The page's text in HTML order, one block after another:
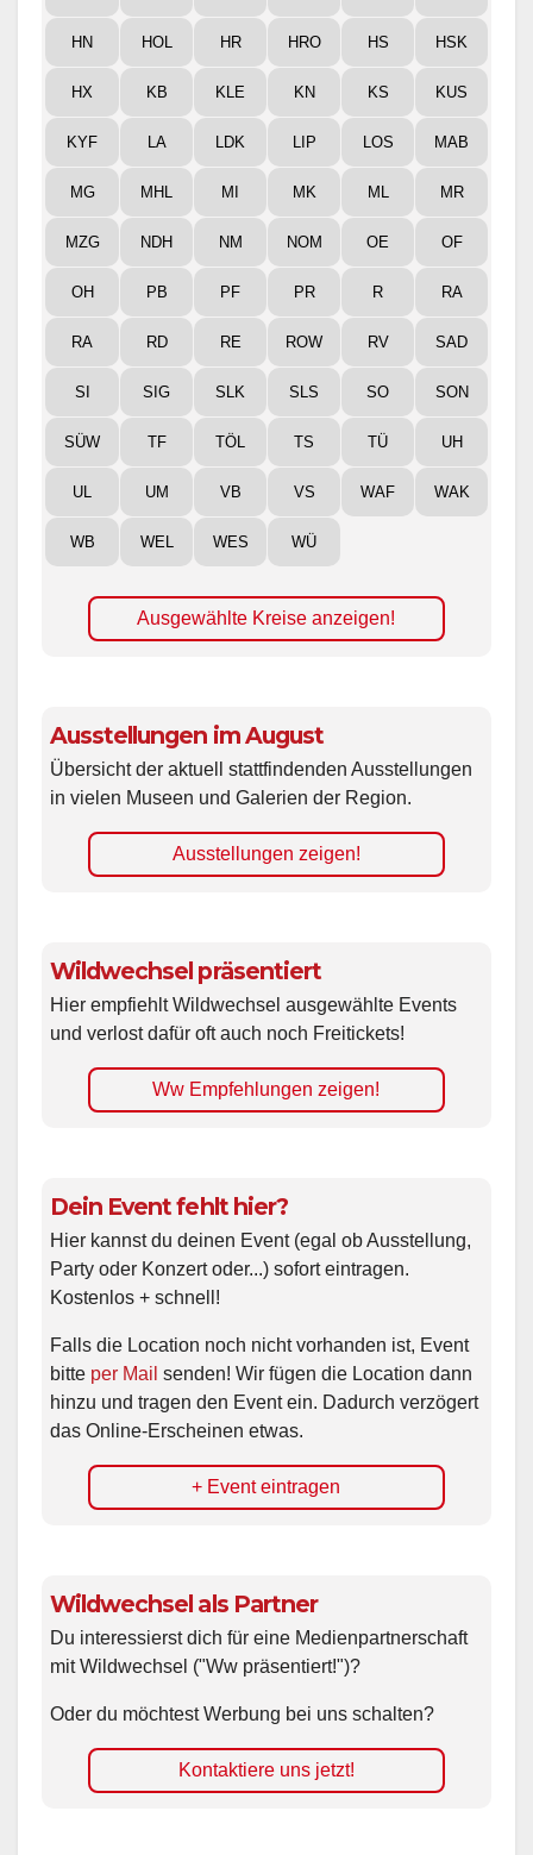
HN HOL HR HRO HS HSK
HX KB KLE KN KS KUS
KYF LA LDK LIP LOS MAB
MG MHL MI MK ML MR
MZG NDH NM NOM OE OF
OH PB PF PR R RA
RA RD RE ROW RV SAD
SI SIG SLK SLS SO SON
SÜW TF TÖL TS TÜ UH
UL UM VB VS WAF WAK
WB WEL WES WÜ
Ausgewählte Kreise anzeigen!
Ausstellungen im August
Übersicht der aktuell stattfindenden Ausstellungen
in vielen Museen und Galerien der Region.
Ausstellungen zeigen!
Wildwechsel präsentiert
Hier empfiehlt Wildwechsel ausgewählte Events
und verlost dafür oft auch noch Freitickets!
Ww Empfehlungen zeigen!
Dein Event fehlt hier?
Hier kannst du deinen Event (egal ob Ausstellung,
Party oder Konzert oder...) sofort eintragen.
Kostenlos + schnell!
Falls die Location noch nicht vorhanden ist, Event
bitte per Mail senden! Wir fügen die Location dann
hinzu und tragen den Event ein. Dadurch verzögert
das Online-Erscheinen etwas.
+ Event eintragen
Wildwechsel als Partner
Du interessierst dich für eine Medienpartnerschaft
mit Wildwechsel ("Ww präsentiert!")?
Oder du möchtest Werbung bei uns schalten?
Kontaktiere uns jetzt!